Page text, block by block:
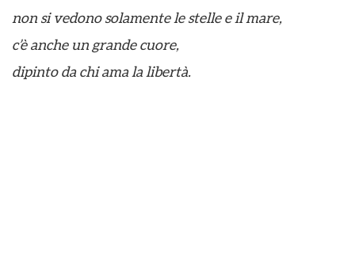
non si vedono solamente le stelle e il mare,
c’è anche un grande cuore,
dipinto da chi ama la libertà.